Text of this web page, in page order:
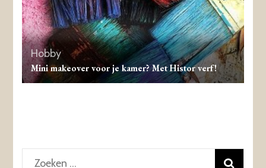
Hobby
Mini makeover voor je kamer? Met Histor verf!
Zoeken